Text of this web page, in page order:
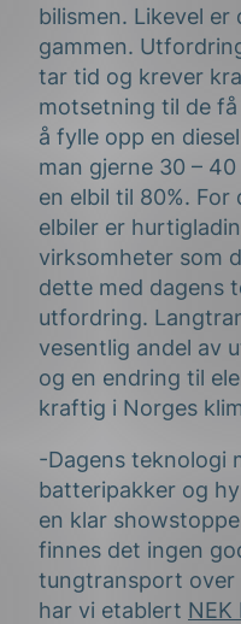
bilismen. Likevel
gammen.
tar tid og krever
motsetning til de
å fylle opp en
man gjerne 30 –
en elbil til 80%. For
elbiler er
virksomheter som
dette med dagens
utfordring.
vesentlig andel av
og en endring til
kraftig i Norges
-Dagens teknologi
batteripakker og
en klar
finnes det ingen
tungtransport over
har vi etablert